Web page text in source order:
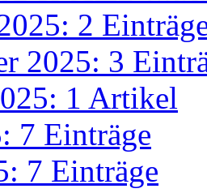
2
2025: 3
1 Artikel
7 Einträge
7 Einträge